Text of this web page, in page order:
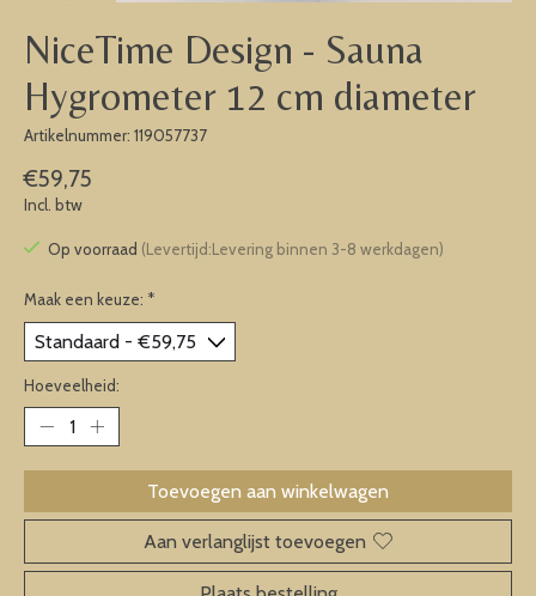
NiceTime Design - Sauna
Hygrometer 12 cm diameter
Artikelnummer: 119057737
€59,75
Incl. btw
Op voorraad (Levertijd:Levering binnen 3-8 werkdagen)
Maak een keuze: *
Hoeveelheid:
Toevoegen aan winkelwagen
Aan verlanglijst toevoegen